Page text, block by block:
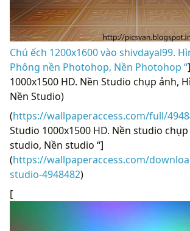
Chú ếch 1200x1600 vào shivdayal99.
Phông nền Photohop, Nền Photohop “
1000x1500 HD. Nền Studio chụp ảnh,
Nền Studio)
(https://wallpaperaccess.com/full/
Studio 1000x1500 HD. Nền studio
studio, Nền studio “]
(https://wallpaperaccess.com/
studio-4948482)
[